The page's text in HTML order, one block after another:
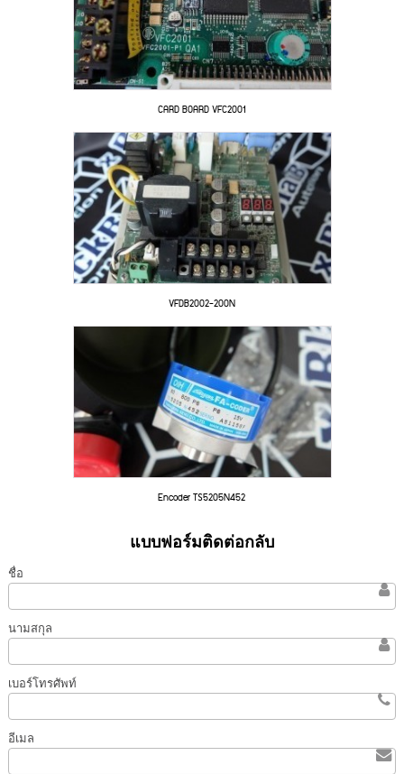
CARD BOARD VFC2001
VFDB2002-200N
Encoder TS5205N452
แบบฟอร์มติดต่อกลับ
ชื่อ
นามสกุล
เบอร์โทรศัพท์
อีเมล